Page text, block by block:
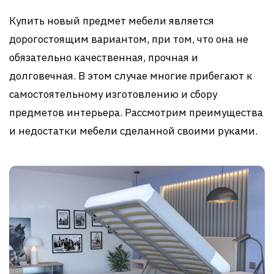
Купить новый предмет мебели является
дорогостоящим вариантом, при том, что она не
обязательно качественная, прочная и
долговечная. В этом случае многие прибегают к
самостоятельному изготовлению и сбору
предметов интерьера. Рассмотрим преимущества
и недостатки мебели сделанной своими руками.